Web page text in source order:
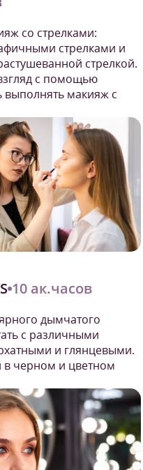
со стрелками:
стрелками и
стрелкой.
с помощью
выполнять макияж с
10 ак.часов
дымчатого
с различными
и глянцевыми.
черном и цветном